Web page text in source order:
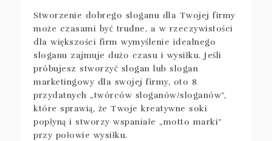
Stworzenie dobrego sloganu dla Twojej firmy
może czasami być trudne, a w rzeczywistości
dla większości firm wymyślenie idealnego
sloganu zajmuje dużo czasu i wysiłku. Jeśli
próbujesz stworzyć slogan lub slogan
marketingowy dla swojej firmy, oto 8
przydatnych „twórców sloganów/sloganów”,
które sprawią, że Twoje kreatywne soki
popłyną i stworzy wspaniałe „motto marki”
przy połowie wysiłku.